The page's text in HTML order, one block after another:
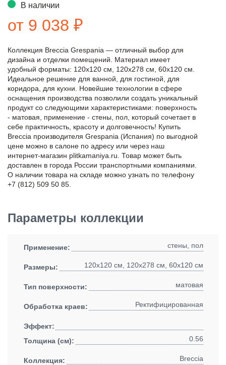
В наличии
от 9 038 ₽
Коллекция Breccia Grespania — отличный выбор для
дизайна и отделки помещений. Материал имеет
удобный форматы: 120x120 см, 120x278 см, 60x120 см.
Идеальное решение для ванной, для гостиной, для
коридора, для кухни. Новейшие технологии в сфере
оснащения производства позволили создать уникальный
продукт со следующими характеристиками: поверхность
- матовая, применение - стены, пол, который сочетает в
себе практичность, красоту и долговечность! Купить
Breccia производителя Grespania (Испания) по выгодной
цене можно в салоне по адресу или через наш
интернет-магазин plitkamaniya.ru. Товар может быть
доставлен в города России транспортными компаниями.
О наличии товара на складе можно узнать по телефону
+7 (812) 509 50 85.
Параметры коллекции
Применение: стены, пол
Размеры: 120x120 см, 120x278 см, 60x120 см
Тип поверхности: матовая
Обработка краев: Ректифицированная
Эффект:
Толщина (см):
0.56
Коллекция: Breccia